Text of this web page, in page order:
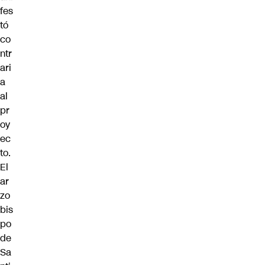
fes
tó
co
ntr
ari
a
al
pr
oy
ec
to.
El
ar
zo
bis
po
de
Sa